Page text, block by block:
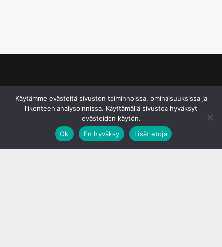
Käytämme evästeitä sivuston toiminnoissa, ominaisuuksissa ja
liikenteen analysoinnissa. Käyttämällä sivustoa hyväksyt
evästeiden käytön.
Ok
En hyväksy Lisätietoja